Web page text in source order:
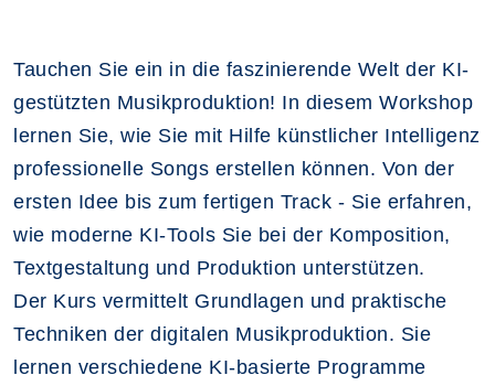
Tauchen Sie ein in die faszinierende Welt der KI-
gestützten Musikproduktion! In diesem Workshop
lernen Sie, wie Sie mit Hilfe künstlicher Intelligenz
professionelle Songs erstellen können. Von der
ersten Idee bis zum fertigen Track - Sie erfahren,
wie moderne KI-Tools Sie bei der Komposition,
Textgestaltung und Produktion unterstützen.
Der Kurs vermittelt Grundlagen und praktische
Techniken der digitalen Musikproduktion. Sie
lernen verschiedene KI-basierte Programme